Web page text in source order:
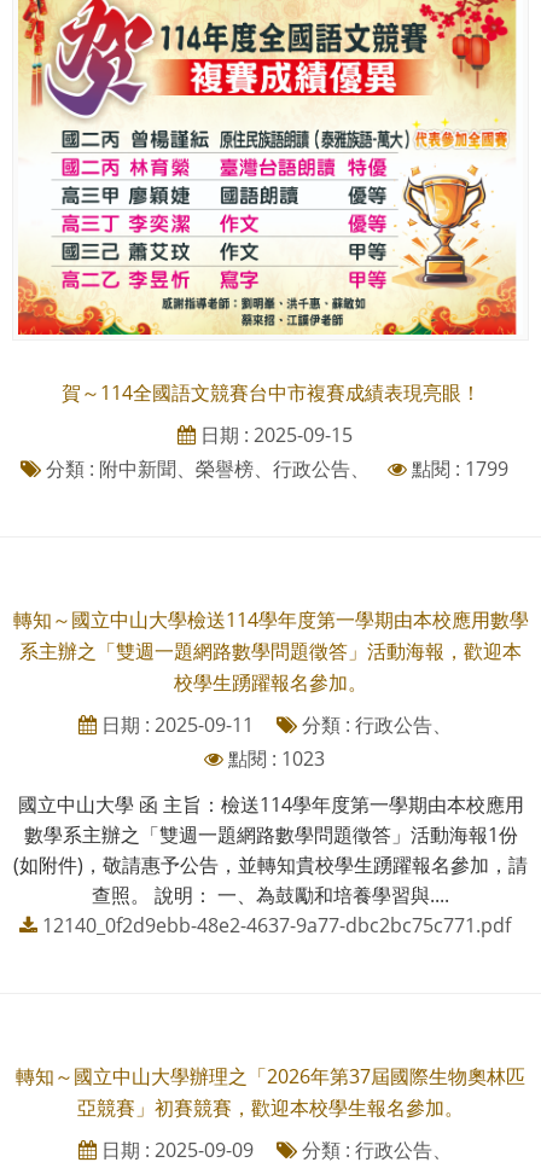
賀～114全國語文競賽台中市複賽成績表現亮眼！
日期 : 2025-09-15
分類 : 附中新聞、榮譽榜、行政公告、
點閱 : 1799
轉知～國立中山大學檢送114學年度第一學期由本校應用數學
系主辦之「雙週一題網路數學問題徵答」活動海報，歡迎本
校學生踴躍報名參加。
日期 : 2025-09-11
分類 : 行政公告、
點閱 : 1023
國立中山大學 函 主旨：檢送114學年度第一學期由本校應用
數學系主辦之「雙週一題網路數學問題徵答」活動海報1份
(如附件)，敬請惠予公告，並轉知貴校學生踴躍報名參加，請
查照。 說明： 一、為鼓勵和培養學習與....
12140_0f2d9ebb-48e2-4637-9a77-dbc2bc75c771.pdf
轉知～國立中山大學辦理之「2026年第37屆國際生物奧林匹
亞競賽」初賽競賽，歡迎本校學生報名參加。
日期 : 2025-09-09
分類 : 行政公告、